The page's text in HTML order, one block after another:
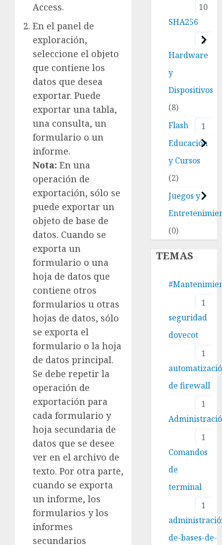
Access.
En el panel de
exploración,
seleccione el objeto
que contiene los
datos que desea
exportar. Puede
exportar una tabla,
una consulta, un
formulario o un
informe.
Nota: En una
operación de
exportación, sólo se
puede exportar un
objeto de base de
datos. Cuando se
exporta un
formulario o una
hoja de datos que
contiene otros
formularios u otras
hojas de datos, sólo
se exporta el
formulario o la hoja
de datos principal.
Se debe repetir la
operación de
exportación para
cada formulario y
hoja secundaria de
datos que se desee
ver en el archivo de
texto. Por otra parte,
cuando se exporta
un informe, los
formularios y los
informes
secundarios
10
SHA256
2
Hardware
y
Dispositivos
8
Flash
1
Educación
y Cursos
2
Juegos y
0
TEMAS
1
seguridad
dovecot
1
de firewall
1
1
Comandos
de
terminal
1
de-bases-de-